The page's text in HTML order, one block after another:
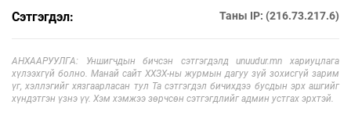
Сэтгэгдэл: Таны IP: (216.73.217.6)
АНХААРУУЛГА: Уншигчдын бичсэн сэтгэгдэлд unuudur.mn хариуцлага
хүлээхгүй болно. Манай сайт ХХЗХ-ны журмын дагуу зүй зохисгүй зарим
үг, хэллэгийг хязгаарласан тул Та сэтгэгдэл бичихдээ бусдын эрх ашгийг
хүндэтгэн үзнэ үү. Хэм хэмжээ зөрчсөн сэтгэгдлийг админ устгах эрхтэй.